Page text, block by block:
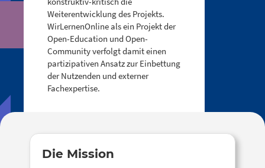
Weiterentwicklung des Projekts.
WirLernenOnline als ein Projekt der
Open-Education und Open-
Community verfolgt damit einen
partizipativen Ansatz zur Einbettung
der Nutzenden und externer
Fachexpertise.
Die Mission